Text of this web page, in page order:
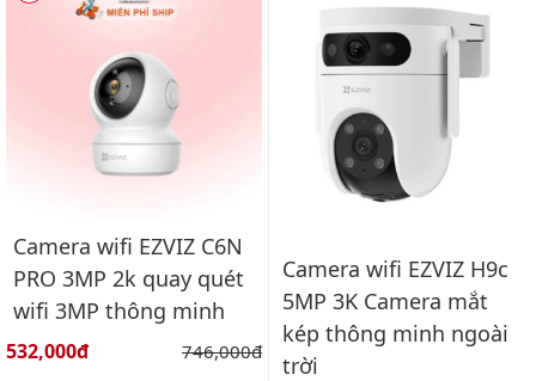
Camera wifi EZVIZ C6N
PRO 3MP 2k quay quét
wifi 3MP thông minh
Giá bán:
532,000đ Giá gốc:
746,000đ
Camera wifi EZVIZ H9c
5MP 3K Camera mắt
kép thông minh ngoài
trời